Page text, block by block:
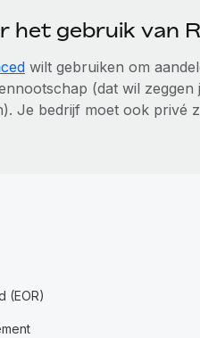
het gebruik van
wilt gebruiken om
(dat wil zeggen
Je bedrijf moet ook privé
(EOR)